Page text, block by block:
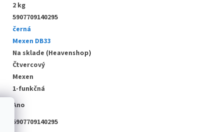
2 kg
5907709140295
černá
Mexen DB33
Na sklade (Heavenshop)
Čtvercový
Mexen
1-funkčná
Ano
5907709140295